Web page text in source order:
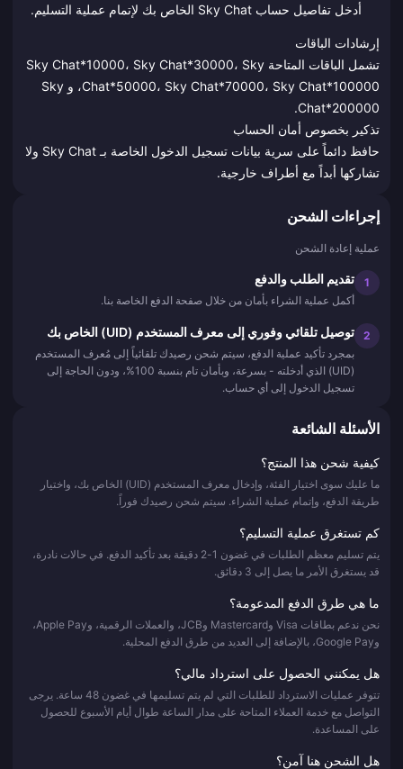
أدخل تفاصيل حساب Sky Chat الخاص بك لإتمام عملية التسليم.
إرشادات الباقات
تشمل الباقات المتاحة Sky Chat*10000، Sky Chat*30000، Sky
Chat*50000، Sky Chat*70000، Sky Chat*100000، و Sky
Chat*200000.
تذكير بخصوص أمان الحساب
حافظ دائماً على سرية بيانات تسجيل الدخول الخاصة بـ Sky Chat ولا
تشاركها أبداً مع أطراف خارجية.
إجراءات الشحن
عملية إعادة الشحن
1 تقديم الطلب والدفع
أكمل عملية الشراء بأمان من خلال صفحة الدفع الخاصة بنا.
2 توصيل تلقائي وفوري إلى معرف المستخدم (UID) الخاص بك
بمجرد تأكيد عملية الدفع، سيتم شحن رصيدك تلقائياً إلى مُعرف المستخدم
(UID) الذي أدخلته - بسرعة، وبأمان تام بنسبة 100%، ودون الحاجة إلى
تسجيل الدخول إلى أي حساب.
الأسئلة الشائعة
كيفية شحن هذا المنتج؟
ما عليك سوى اختيار الفئة، وإدخال معرف المستخدم (UID) الخاص بك، واختيار
طريقة الدفع، وإتمام عملية الشراء. سيتم شحن رصيدك فوراً.
كم تستغرق عملية التسليم؟
يتم تسليم معظم الطلبات في غضون 1-2 دقيقة بعد تأكيد الدفع. في حالات نادرة،
قد يستغرق الأمر ما يصل إلى 3 دقائق.
ما هي طرق الدفع المدعومة؟
نحن ندعم بطاقات Visa وMastercard وJCB، والعملات الرقمية، وApple Pay،
وGoogle Pay، بالإضافة إلى العديد من طرق الدفع المحلية.
هل يمكنني الحصول على استرداد مالي؟
تتوفر عمليات الاسترداد للطلبات التي لم يتم تسليمها في غضون 48 ساعة. يرجى
التواصل مع خدمة العملاء المتاحة على مدار الساعة طوال أيام الأسبوع للحصول
على المساعدة.
هل الشحن هنا آمن؟